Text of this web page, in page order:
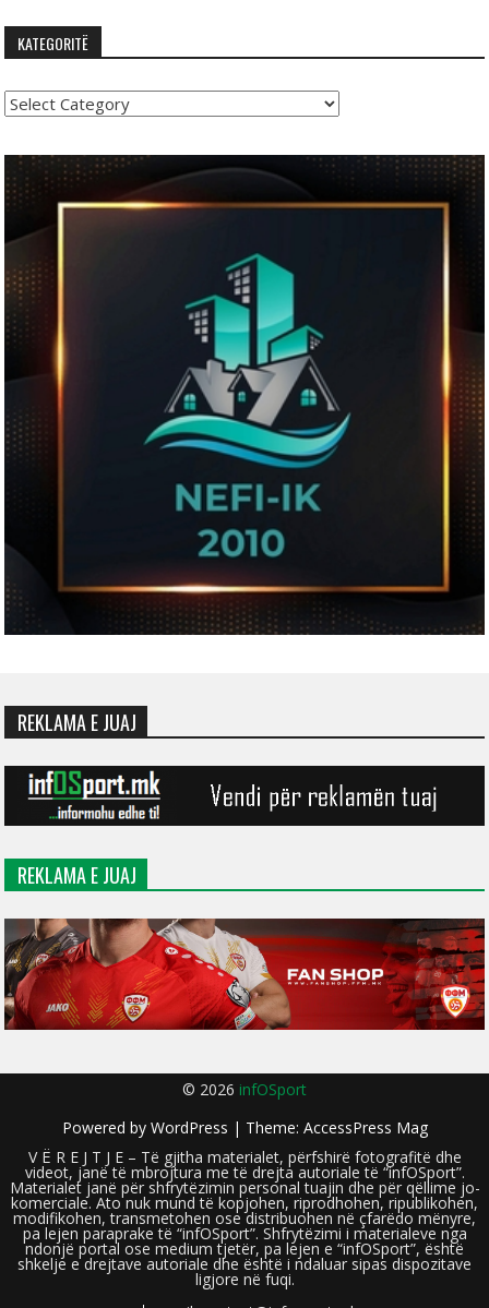
KATEGORITË
Kategoritë
REKLAMA E JUAJ
REKLAMA E JUAJ
© 2026 infOSport
Powered by WordPress | Theme: AccessPress Mag
V Ë R E J T J E – Të gjitha materialet, përfshirë fotografitë dhe
videot, janë të mbrojtura me të drejta autoriale të “infOSport”.
Materialet janë për shfrytëzimin personal tuajin dhe për qëllime jo-
komerciale. Ato nuk mund të kopjohen, riprodhohen, ripublikohen,
modifikohen, transmetohen ose distribuohen në çfarëdo mënyre,
pa lejen paraprake të “infOSport”. Shfrytëzimi i materialeve nga
ndonjë portal ose medium tjetër, pa lejen e “infOSport”, është
shkelje e drejtave autoriale dhe është i ndaluar sipas dispozitave
ligjore në fuqi.